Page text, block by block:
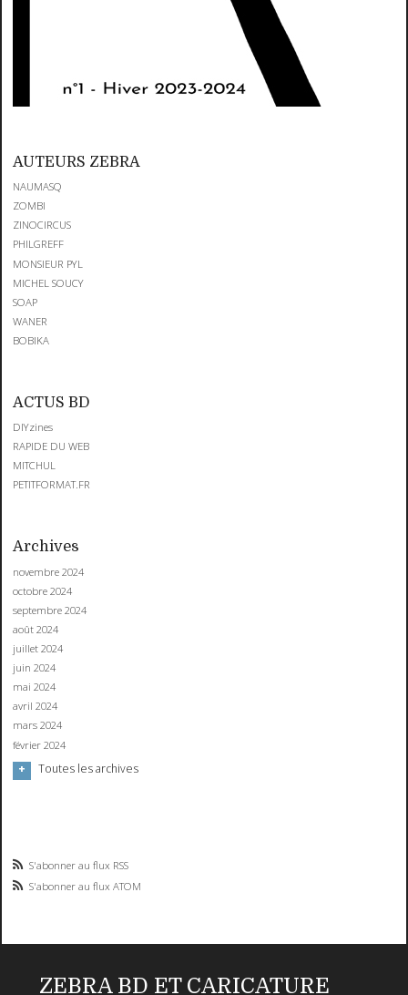
AUTEURS ZEBRA
NAUMASQ
ZOMBI
ZINOCIRCUS
PHILGREFF
MONSIEUR PYL
MICHEL SOUCY
SOAP
WANER
BOBIKA
ACTUS BD
DIYzines
RAPIDE DU WEB
MITCHUL
PETITFORMAT.FR
Archives
novembre 2024
octobre 2024
septembre 2024
août 2024
juillet 2024
juin 2024
mai 2024
avril 2024
mars 2024
février 2024
Toutes les archives
S'abonner au flux RSS
S'abonner au flux ATOM
ZEBRA BD ET CARICATURE